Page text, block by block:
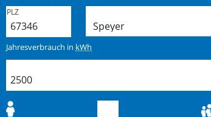
PLZ
Jahresverbrauch in kWh
field.productSearch.buildingSize